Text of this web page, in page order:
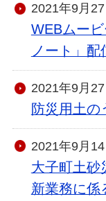
2021年9月27
WEBムー
ノート」配
2021年9月27
防災用土の
2021年9月14
大子町土砂
新業務に係